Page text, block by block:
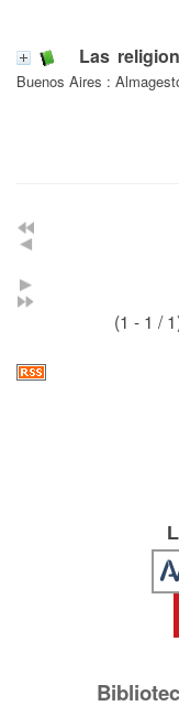
Las
Buenos Aires :
(1 - 1 /